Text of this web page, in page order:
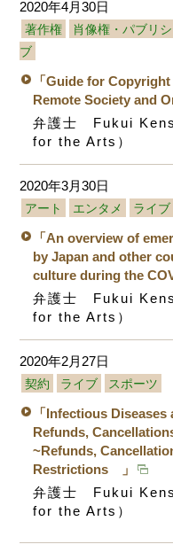
2020年4月30日
著作権 肖像権・パブリ
ブ
「Guide for
Remote Society and
弁護士 Fukui
for the Arts）
2020年3月30日
アート エンタメ ライブ
「An overview of
by Japan and other
culture during the
弁護士 Fukui
for the Arts）
2020年2月27日
契約 ライブ スポーツ
「Infectious
Refunds,
~Refunds,
Restrictions 」
弁護士 Fukui
for the Arts）